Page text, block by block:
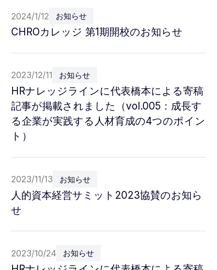
2024/1/12 お知らせ
CHROカレッジ 第1期開校のお知らせ
2023/12/11 お知らせ
HRナレッジラインに代表橋本による寄稿
記事が掲載されました（vol.005：成長す
る企業が実践する人材育成の4つのポイン
ト）
2023/11/13 お知らせ
人的資本経営サミット2023協賛のお知ら
せ
2023/10/24 お知らせ